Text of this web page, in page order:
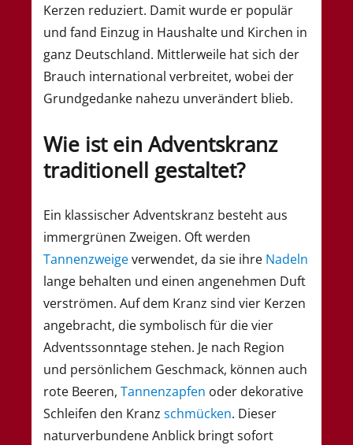
Kerzen reduziert. Damit wurde er populär
und fand Einzug in Haushalte und Kirchen in
ganz Deutschland. Mittlerweile hat sich der
Brauch international verbreitet, wobei der
Grundgedanke nahezu unverändert blieb.
Wie ist ein Adventskranz
traditionell gestaltet?
Ein klassischer Adventskranz besteht aus
immergrünen Zweigen. Oft werden
Tannenzweigeverwendet, da sie ihre Nadeln
lange behalten und einen angenehmen Duft
verströmen. Auf dem Kranz sind vier Kerzen
angebracht, die symbolisch für die vier
Adventssonntage stehen. Je nach Region
und persönlichem Geschmack, können auch
rote Beeren, Tannenzapfen oder dekorative
Schleifen den Kranz schmücken. Dieser
naturverbundene Anblick bringt sofort